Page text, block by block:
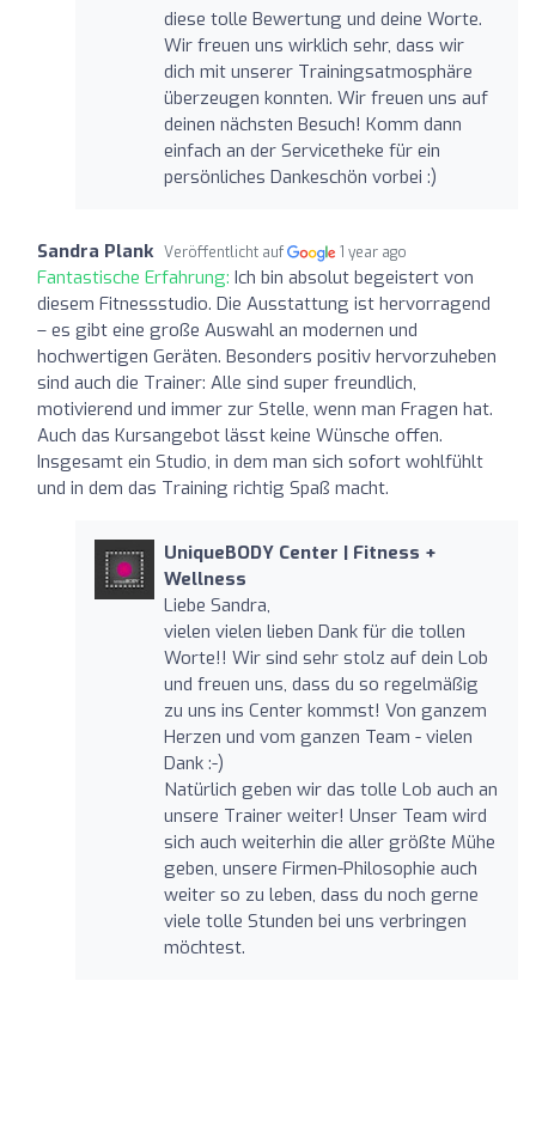
diese tolle Bewertung und deine Worte.
Wir freuen uns wirklich sehr, dass wir
dich mit unserer Trainingsatmosphäre
überzeugen konnten. Wir freuen uns auf
deinen nächsten Besuch! Komm dann
einfach an der Servicetheke für ein
persönliches Dankeschön vorbei :)
Sandra Plank Veröffentlicht auf 1 year ago
Fantastische Erfahrung: Ich bin absolut begeistert von
diesem Fitnessstudio. Die Ausstattung ist hervorragend
– es gibt eine große Auswahl an modernen und
hochwertigen Geräten. Besonders positiv hervorzuheben
sind auch die Trainer: Alle sind super freundlich,
motivierend und immer zur Stelle, wenn man Fragen hat.
Auch das Kursangebot lässt keine Wünsche offen.
Insgesamt ein Studio, in dem man sich sofort wohlfühlt
und in dem das Training richtig Spaß macht.
UniqueBODY Center | Fitness +
Wellness
Liebe Sandra,
vielen vielen lieben Dank für die tollen
Worte!! Wir sind sehr stolz auf dein Lob
und freuen uns, dass du so regelmäßig
zu uns ins Center kommst! Von ganzem
Herzen und vom ganzen Team - vielen
Dank :-)
Natürlich geben wir das tolle Lob auch an
unsere Trainer weiter! Unser Team wird
sich auch weiterhin die aller größte Mühe
geben, unsere Firmen-Philosophie auch
weiter so zu leben, dass du noch gerne
viele tolle Stunden bei uns verbringen
möchtest.